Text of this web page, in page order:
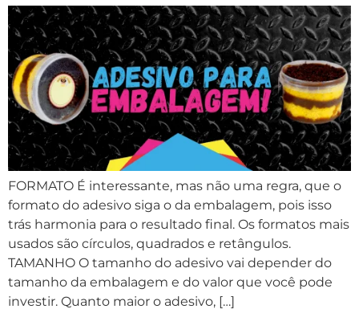
FORMATO É interessante, mas não uma regra, que o
formato do adesivo siga o da embalagem, pois isso
trás harmonia para o resultado final. Os formatos mais
usados são círculos, quadrados e retângulos.
TAMANHO O tamanho do adesivo vai depender do
tamanho da embalagem e do valor que você pode
investir. Quanto maior o adesivo, […]